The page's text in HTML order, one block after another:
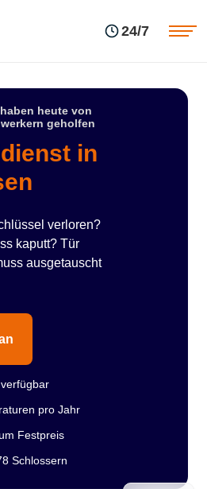
24/7
heute von
geholfen
in
verloren?
kaputt? Tür
ausgetauscht
pro Jahr
Festpreis
Schlossern